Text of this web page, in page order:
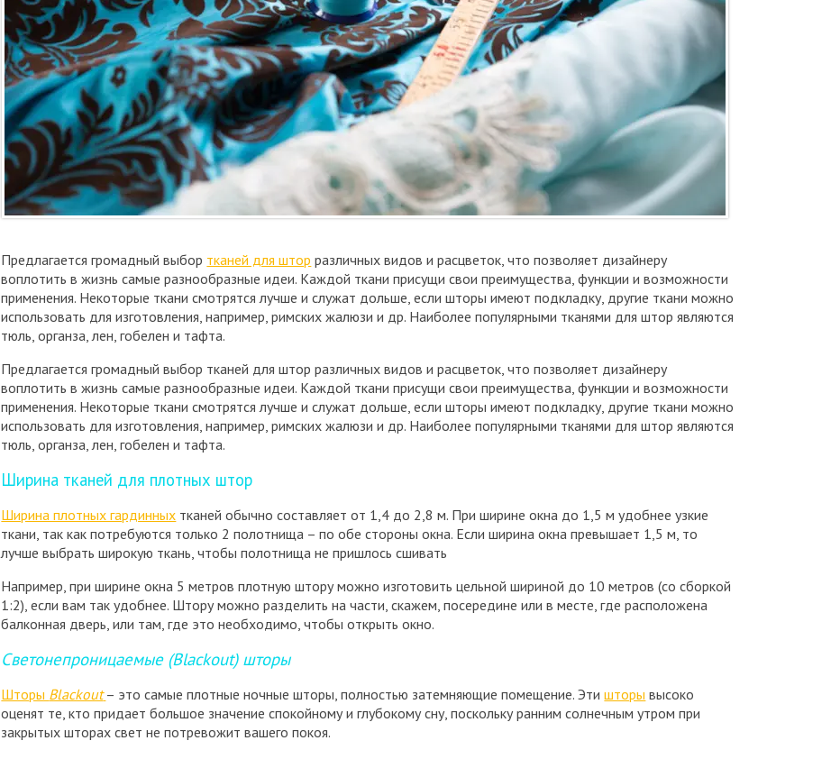
Предлагается громадный выбор тканей для штор различных видов и расцветок, что позволяет дизайнеру
воплотить в жизнь самые разнообразные идеи. Каждой ткани присущи свои преимущества, функции и возможности
применения. Некоторые ткани смотрятся лучше и служат дольше, если шторы имеют подкладку, другие ткани можно
использовать для изготовления, например, римских жалюзи и др. Наиболее популярными тканями для штор являются
тюль, органза, лен, гобелен и тафта.
Предлагается громадный выбор тканей для штор различных видов и расцветок, что позволяет дизайнеру
воплотить в жизнь самые разнообразные идеи. Каждой ткани присущи свои преимущества, функции и возможности
применения. Некоторые ткани смотрятся лучше и служат дольше, если шторы имеют подкладку, другие ткани можно
использовать для изготовления, например, римских жалюзи и др. Наиболее популярными тканями для штор являются
тюль, органза, лен, гобелен и тафта.
Ширина тканей для плотных штор
Ширина плотных гардинных тканей обычно составляет от 1,4 до 2,8 м. При ширине окна до 1,5 м удобнее узкие
ткани, так как потребуются только 2 полотнища – по обе стороны окна. Если ширина окна превышает 1,5 м, то
лучше выбрать широкую ткань, чтобы полотнища не пришлось сшивать
Например, при ширине окна 5 метров плотную штору можно изготовить цельной шириной до 10 метров (со сборкой
1:2), если вам так удобнее. Штору можно разделить на части, скажем, посередине или в месте, где расположена
балконная дверь, или там, где это необходимо, чтобы открыть окно.
Светонепроницаемые (Blackout) шторы
Шторы Blackout – это самые плотные ночные шторы, полностью затемняющие помещение. Этишторы высоко
оценят те, кто придает большое значение спокойному и глубокому сну, поскольку ранним солнечным утром при
закрытых шторах свет не потревожит вашего покоя.